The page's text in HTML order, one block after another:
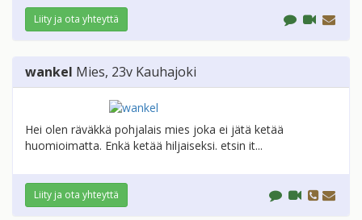
Liity ja ota yhteyttä
wankel Mies, 23v Kauhajoki
Hei olen räväkkä pohjalais mies joka ei jätä ketää
huomioimatta. Enkä ketää hiljaiseksi. etsin it...
Liity ja ota yhteyttä